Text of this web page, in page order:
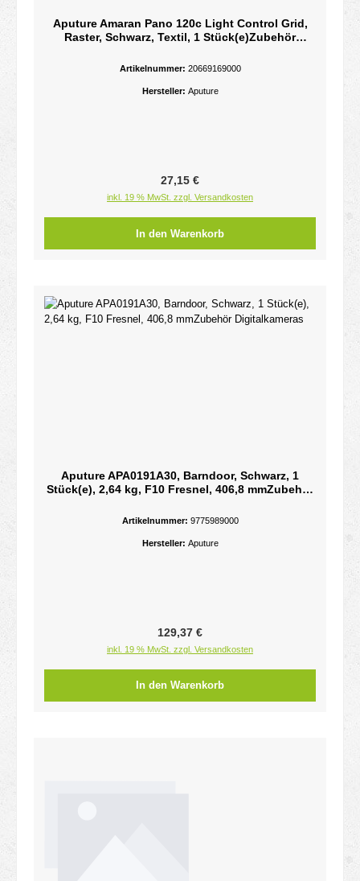
Aputure Amaran Pano 120c Light Control Grid,
Raster, Schwarz, Textil, 1 Stück(e)Zubehör
Artikelnummer: 20669169000
Hersteller: Aputure
Regulärer Preis:
27,15 €
inkl. 19 % MwSt. zzgl. Versandkosten
In den Warenkorb
Aputure APA0191A30, Barndoor, Schwarz, 1
Stück(e), 2,64 kg, F10 Fresnel, 406,8 mmZubehör
Artikelnummer: 9775989000
Hersteller: Aputure
Regulärer Preis:
129,37 €
inkl. 19 % MwSt. zzgl. Versandkosten
In den Warenkorb